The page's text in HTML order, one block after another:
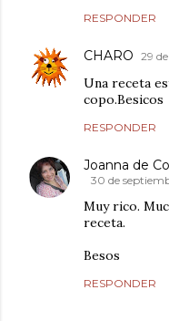
RESPONDER
CHARO 29
Una receta
copo.Besicos
RESPONDER
Joanna de
30 de
Muy rico.
receta.
Besos
RESPONDER